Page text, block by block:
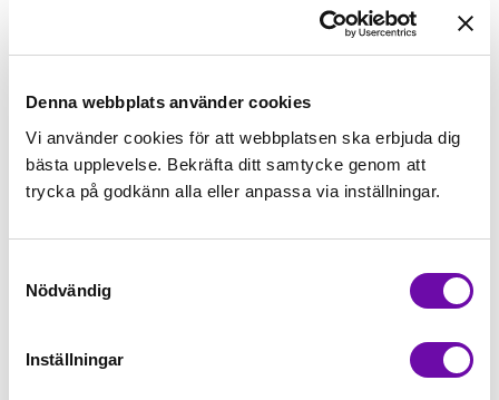
Denna webbplats använder cookies
Vi använder cookies för att webbplatsen ska erbjuda dig
bästa upplevelse. Bekräfta ditt samtycke genom att
trycka på godkänn alla eller anpassa via inställningar.
Nödvändig
Inställningar
Tråd matchande +45,00kr
Mudd matchande +39,50kr
Enfärgat matchande +49,00kr
Finns i lager